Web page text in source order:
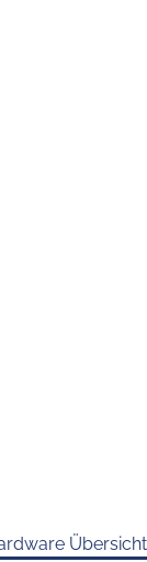
Übersicht